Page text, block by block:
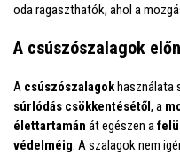
oda ragaszthatók, ahol a
A csúszószalagok
A csúszószalagokhasználata
súrlódás csökkentésétől, a
élettartamán át egészen a
védelméig. A szalagok nem